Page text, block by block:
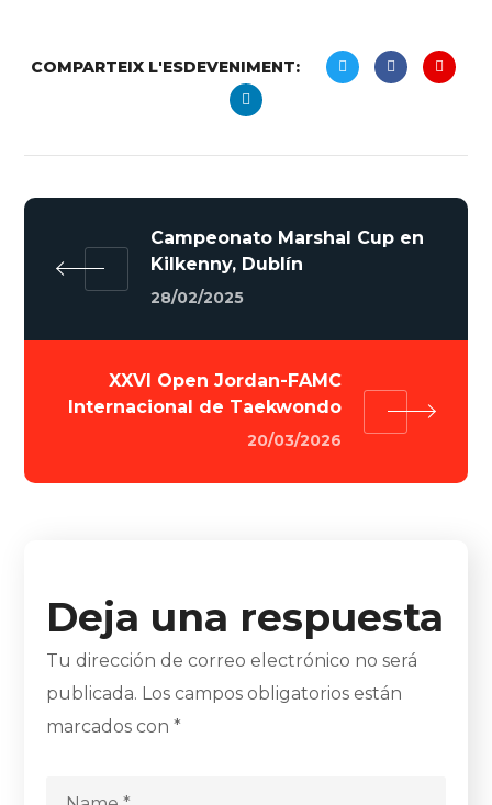
COMPARTEIX L'ESDEVENIMENT:
Campeonato Marshal Cup en
Kilkenny, Dublín
28/02/2025
XXVI Open Jordan-FAMC
Internacional de Taekwondo
20/03/2026
Deja una respuesta
Tu dirección de correo electrónico no será
publicada. Los campos obligatorios están
marcados con*